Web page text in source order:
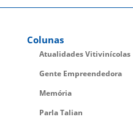
Colunas
Atualidades Vitivinícolas
Gente Empreendedora
Memória
Parla Talian